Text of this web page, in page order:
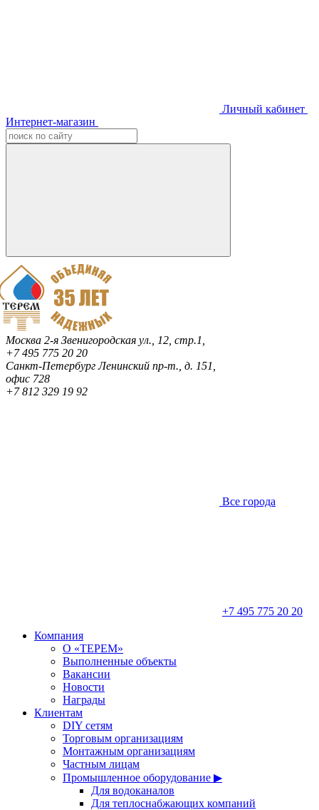
Личный кабинет
Интернет-магазин
Москва 2-я Звенигородская ул., 12, стр.1,
+7 495 775 20 20
Санкт-ПетербургЛенинский пр-т., д. 151,
офис 728
+7 812 329 19 92
Все города
+7 495 775 20 20
Компания
О «ТЕРЕМ»
Выполненные объекты
Вакансии
Новости
Награды
Клиентам
DIY сетям
Торговым организациям
Монтажным организациям
Частным лицам
Промышленное оборудование ▶
Для водоканалов
Для теплоснабжающих компаний